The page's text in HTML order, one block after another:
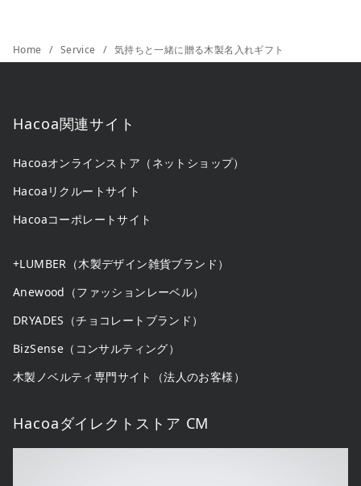
Home Service 気持ちと一緒に贈る木製名入れギフト
Hacoa関連サイト
Hacoaオンラインストア（ネットショップ）
Hacoaリクルートサイト
Hacoaコーポレートサイト
+LUMBER（木製デザイン雑貨ブランド）
Anewood（ファッションレーベル）
DRYADES（チョコレートブランド）
BizSense（コンサルティング）
木製ノベルティ専門サイト（法人のお客様）
Hacoaダイレクトストア CM